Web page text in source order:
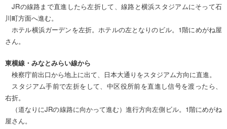
JRの線路まで直進したら左折して、線路と横浜スタジアムにそって石
川町方面へ進む。
ホテル横浜ガーデンを左折。ホテルの左となりのビル。1階にめがね屋
さん。
東横線・みなとみらい線から
検察庁前出口から地上に出て、日本大通りをスタジアム方向に直進。
スタジアム手前で左折をして、中区役所前を直進し信号を渡ったら、
右折。
（道なりにJRの線路に向かって進む）進行方向左側ビル。1階にめがね
屋さん。